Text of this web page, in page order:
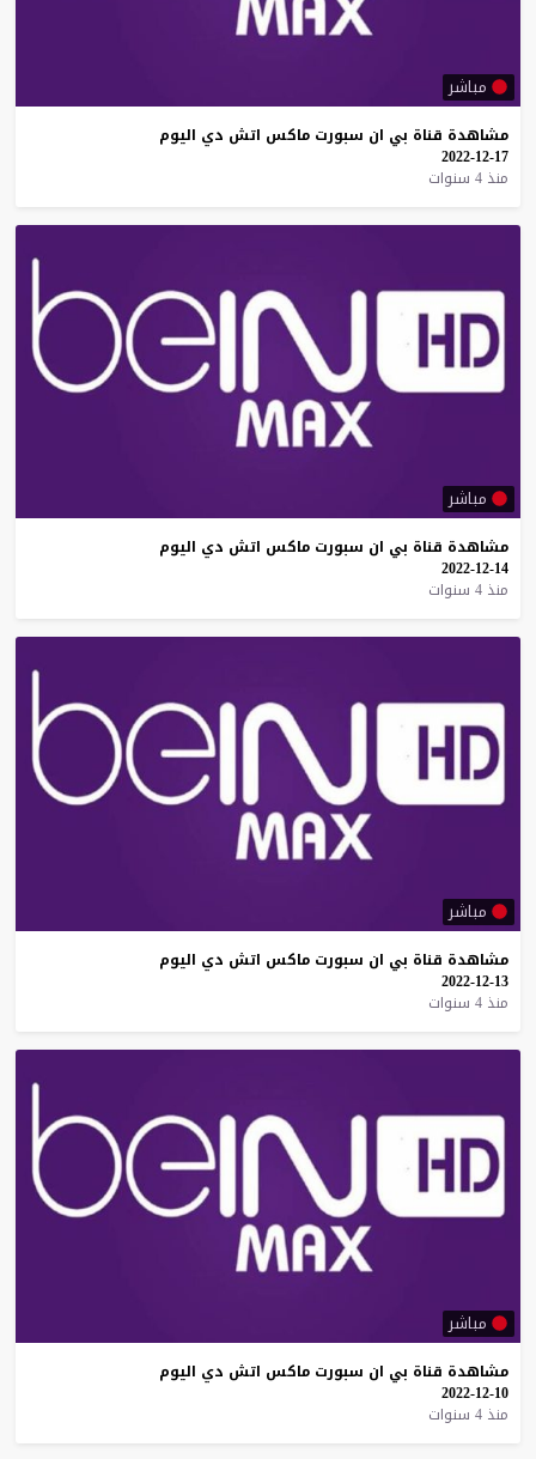
مباشر
مشاهدة قناة بي ان سبورت ماكس اتش دي اليوم
17-12-2022
منذ 4 سنوات
مباشر
مشاهدة قناة بي ان سبورت ماكس اتش دي اليوم
14-12-2022
منذ 4 سنوات
مباشر
مشاهدة قناة بي ان سبورت ماكس اتش دي اليوم
13-12-2022
منذ 4 سنوات
مباشر
مشاهدة قناة بي ان سبورت ماكس اتش دي اليوم
10-12-2022
منذ 4 سنوات